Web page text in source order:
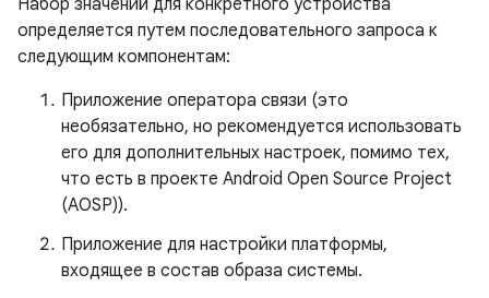
Набор значений для конкретного устройства
определяется путем последовательного запроса к
следующим компонентам:
Приложение оператора связи (это
необязательно, но рекомендуется использовать
его для дополнительных настроек, помимо тех,
что есть в проекте Android Open Source Project
(AOSP)).
Приложение для настройки платформы,
входящее в состав образа системы.